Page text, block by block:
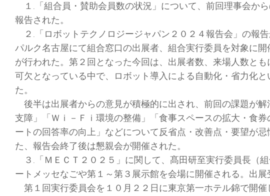
１.「組合員・賛助会員数の状況」について、前回理事会か
報告された。
２.「ロボットテクノロジージャパン２０２４報告会」の報
パルク名古屋にて組合窓口の出展者、組合実行委員を対象に
が行われた。第２回となった今回は、出展者数、来場人数と
可欠となっている中で、ロボット導入による自動化・省力化
た。
後半は出展者からの意見が積極的に出され、前回の課題が
支障」「Ｗｉ－Ｆｉ環境の整備」「食事スペースの拡大・食
ートの回答率の向上」などについて反省点・改善点・要望が
た、報告会終了後は懇親会が開催された。
３.「ＭＥＣＴ２０２５」に関して、髙田研至実行委員長（
ートメッセなごや第１～第３展示館を会場に開催される。出展
第１回実行委員会を１０月２２日に東京第一ホテル錦で開